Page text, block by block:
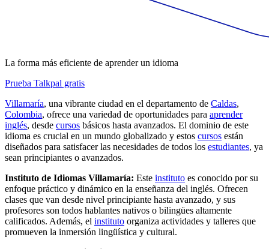
La forma más eficiente de aprender un idioma
Prueba Talkpal gratis
Villamaría, una vibrante ciudad en el departamento de Caldas,
Colombia, ofrece una variedad de oportunidades para aprender
inglés, desde cursos básicos hasta avanzados. El dominio de este
idioma es crucial en un mundo globalizado y estos cursos están
diseñados para satisfacer las necesidades de todos los estudiantes, ya
sean principiantes o avanzados.
Instituto de Idiomas Villamaría: Este instituto es conocido por su
enfoque práctico y dinámico en la enseñanza del inglés. Ofrecen
clases que van desde nivel principiante hasta avanzado, y sus
profesores son todos hablantes nativos o bilingües altamente
calificados. Además, el instituto organiza actividades y talleres que
promueven la inmersión lingüística y cultural.